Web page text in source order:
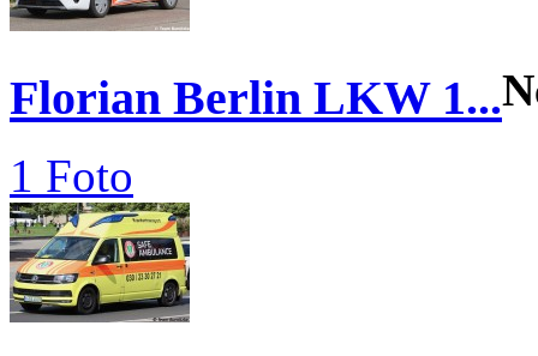
Florian Berlin LKW 1...
1 Foto